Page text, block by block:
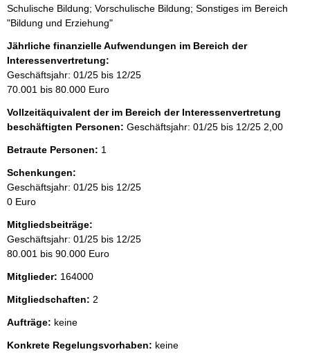
Schulische Bildung; Vorschulische Bildung; Sonstiges im Bereich
"Bildung und Erziehung"
Jährliche finanzielle Aufwendungen im Bereich der
Interessenvertretung:
Geschäftsjahr: 01/25 bis 12/25
70.001 bis 80.000 Euro
Vollzeitäquivalent der im Bereich der Interessenvertretung
beschäftigten Personen: Geschäftsjahr: 01/25 bis 12/25 2,00
Betraute Personen: 1
Schenkungen:
Geschäftsjahr: 01/25 bis 12/25
0 Euro
Mitgliedsbeiträge:
Geschäftsjahr: 01/25 bis 12/25
80.001 bis 90.000 Euro
Mitglieder: 164000
Mitgliedschaften: 2
Aufträge: keine
Konkrete Regelungsvorhaben: keine